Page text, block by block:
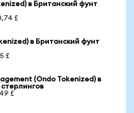
в Британский фунт
£
в Британский фунт
£
(Ondo Tokenized) в
£